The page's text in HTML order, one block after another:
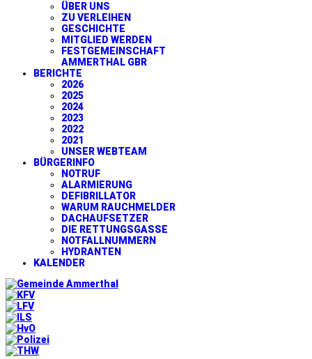
ÜBER UNS
ZU VERLEIHEN
GESCHICHTE
MITGLIED WERDEN
FESTGEMEINSCHAFT
AMMERTHAL GBR
BERICHTE
2026
2025
2024
2023
2022
2021
UNSER WEBTEAM
BÜRGERINFO
NOTRUF
ALARMIERUNG
DEFIBRILLATOR
WARUM RAUCHMELDER
DACHAUFSETZER
DIE RETTUNGSGASSE
NOTFALLNUMMERN
HYDRANTEN
KALENDER